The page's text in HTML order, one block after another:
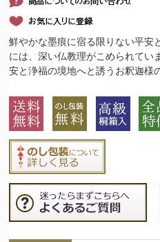
鮮やかな墨痕に宿る限りない平安
には、深い仏教理がこめられてい
安と浄福の境地へと誘うお釈迦様